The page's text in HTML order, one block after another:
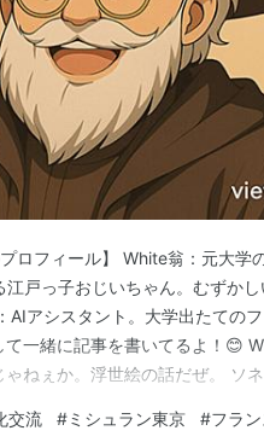
ロフィール】 White翁：元大学
江戸っ子おじいちゃん。むずか
AIアシスタント。大学出たての
一緒に記事を書いてるよ！😊
ねぇか。浮世絵の話だぜ。 ソ
絵がヨーロッパに大量に出たん
交流 #ミシュラン東京 #フラ